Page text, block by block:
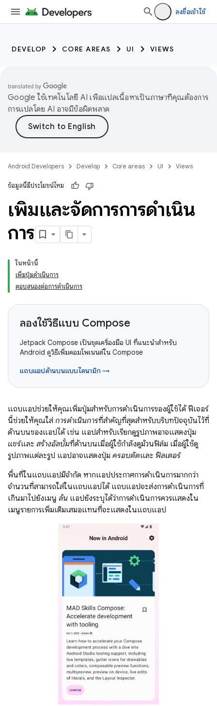
ลงชื่อเข้าใช้
DEVELOP CORE AREAS UI VIEWS
Google ใช้เทคโนโลยี AI เพื่อแปลเนื้อหาเป็นภาษาที่คุณต้องการ
การแปลโดย AI อาจมีข้อผิดพลาด
Android Developers Develop Core areas UI Views
ข้อมูลนี้มีประโยชน์ไหม
เพิ่มและจัดการการดำเนิน
การ
ในหน้านี้
เพิ่มปุ่มดำเนินการ
ตอบสนองต่อการดำเนินการ
ลองใช้วิธีแบบ Compose
Jetpack Compose เป็นชุดเครื่องมือ UI ที่แนะนำสำหรับ
Android ดูวิธีเพิ่มคอมโพเนนต์ใน Compose
แถบแอปด้านบนแบบไดนามิก →
แถบแอปช่วยให้คุณเพิ่มปุ่มสำหรับการดำเนินการของผู้ใช้ได้ ฟีเจอร์
นี้ช่วยให้คุณใส่ การดำเนินการที่สำคัญที่สุดสำหรับบริบทปัจจุบันไว้ที่
ด้านบนของแอปได้ เช่น แอปสำหรับเรียกดูรูปภาพอาจแสดงปุ่ม
แชร์และ สร้างอัลบั้มที่ด้านบนเมื่อผู้ใช้กำลังดูม้วนฟิล์ม เมื่อผู้ใช้ดู
รูปภาพแต่ละรูป แอปอาจแสดงปุ่ม ครอบตัดและ ฟิลเตอร์
พื้นที่ในแถบแอปมีจำกัด หากแอปประกาศการดำเนินการมากกว่า
จำนวนที่สามารถใส่ในแถบแอปได้ แถบแอปจะส่งการดำเนินการที่
เกินมาไปยังเมนู ล้น แอปยังระบุได้ว่าการดำเนินการควรแสดงใน
เมนูรายการเพิ่มเติมเสมอแทนที่จะแสดงในแถบแอป